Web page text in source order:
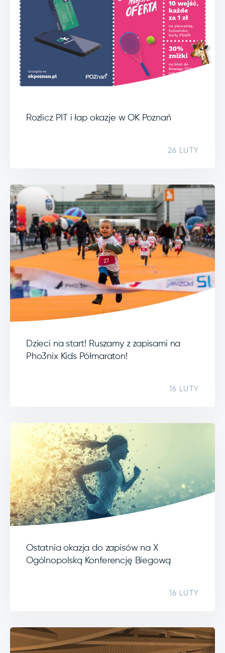
Rozlicz PIT i łap okazje w OK Poznań
26 LUTY
Dzieci na start! Ruszamy z zapisami na
Pho3nix Kids Półmaraton!
16 LUTY
Ostatnia okazja do zapisów na X
Ogólnopolską Konferencję Biegową
16 LUTY